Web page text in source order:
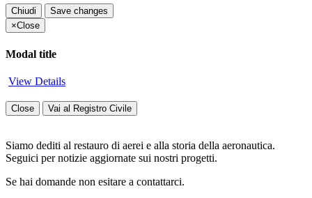
Chiudi
Save changes
×Close
Modal title
View Details
Close Vai al Registro Civile
Siamo dediti al restauro di aerei e alla storia della aeronautica.
Seguici per notizie aggiornate sui nostri progetti.
Se hai domande non esitare a contattarci.